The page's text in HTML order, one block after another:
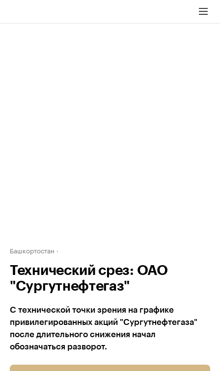
Башкортостан
Технический срез: ОАО
"Сургутнефтегаз"
С технической точки зрения на графике
привилегированных акций "Сургутнефтегаза"
после длительного снижения начал
обозначаться разворот.